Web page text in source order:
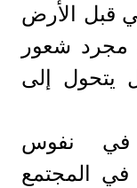
قبل الأرض
مجرد شعور
يتحول إلى
في نفوس
في المجتمع